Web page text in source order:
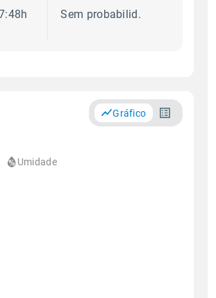
Sem probabilid.
Gráfico
Umidade